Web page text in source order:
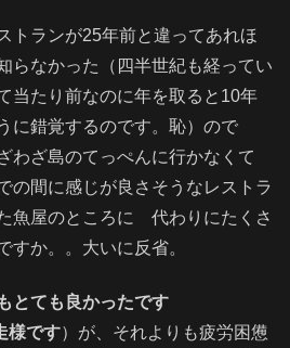
トランが25年前と違ってあれほ
らなかった（四半世紀も経ってい
当たり前なのに年を取ると10年
に錯覚するのです。恥）ので
ざ島のてっぺんに行かなくて
間に感じが良さそうなレストラ
魚屋のところに 代わりにたくさ
すか。。大いに反省。
とても良かったです
様です）が、それよりも疲労困憊